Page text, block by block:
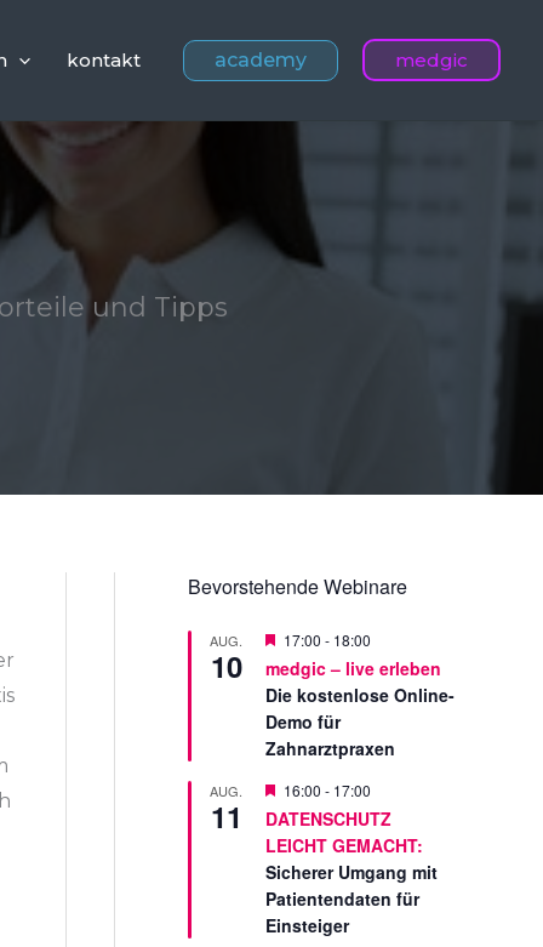
kontakt academy medgic
und Tipps
Bevorstehende Webinare
AUG.
10
V
r
g
e
s
t
l
l
17:00 - 18:00
medgic – live erleben
Die kostenlose Online-
Demo für
Zahnarztpraxen
AUG.
11
V
o
r
g
e
s
t
e
16:00 - 17:00
DATENSCHUTZ
LEICHT GEMACHT:
Sicherer Umgang mit
Patientendaten für
Einsteiger